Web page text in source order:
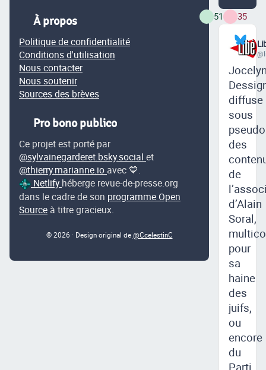
À propos
Politique de confidentialité
Conditions d'utilisation
Nous contacter
Nous soutenir
Sources des brèves
Pro bono publico
Ce projet est porté par
@sylvainegarderet.bsky.social et
@thierry.marianne.io avec 💙.
Netlify héberge revue-de-presse.org
dans le cadre de son programme Open
Source à titre gracieux.
© 2026 · Design original de @CcelestinC
51 35
diffuse
sous
pseudo
des
de
d’Alain
Soral,
pour
sa
haine
des
juifs,
ou
encore
du
Parti